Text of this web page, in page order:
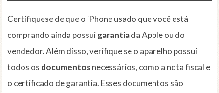
Certifiquese de que o iPhone usado que você está
comprando ainda possuigarantiada Apple ou do
vendedor. Além disso, verifique se o aparelho possui
todos os documentosnecessários, como a nota fiscal e
o certificado de garantia. Esses documentos são